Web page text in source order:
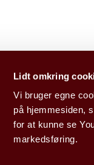
Lidt omkring
Vi bruger egne
på hjemmesiden,
for at kunne se
markedsføring.